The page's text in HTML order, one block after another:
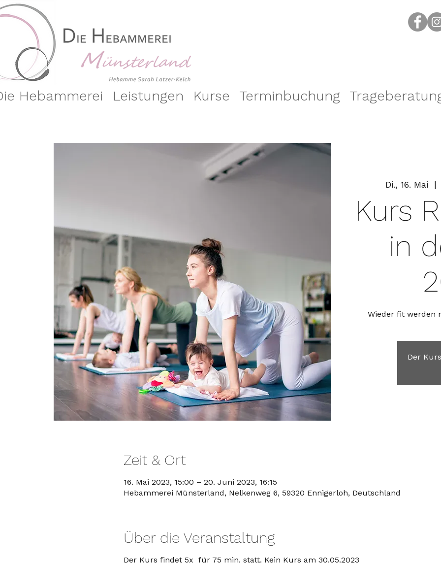
Hebammerei Leistungen Kurse Terminbuchung
Di., 16. Mai
Kurs
in
Wieder fit werden
Der
Zeit & Ort
16. Mai 2023, 15:00 – 20. Juni 2023, 16:15
Hebammerei Münsterland, Nelkenweg 6, 59320 Ennigerloh, Deutschland
Über die Veranstaltung
Der Kurs findet 5x für 75 min. statt. Kein Kurs am 30.05.2023